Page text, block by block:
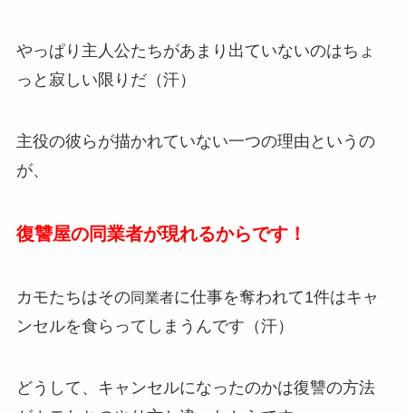
やっぱり主人公たちがあまり出ていないのはちょ
っと寂しい限りだ（汗）
主役の彼らが描かれていない一つの理由というの
が、
復讐屋の同業者が現れるからです！
カモたちはその同業者に仕事を奪われて1件はキャ
ンセルを食らってしまうんです（汗）
どうして、キャンセルになったのかは復讐の方法